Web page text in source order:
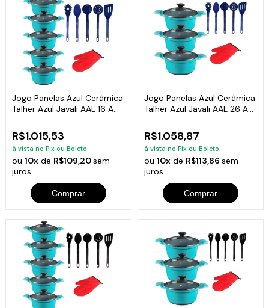
Jogo Panelas Azul Cerâmica
Talher Azul Javali AAL 16 A
R$1.015,53
à vista no Pix ou Boleto
ou10x de R$109,20sem
juros
Comprar
Jogo Panelas Azul Cerâmica
Talher Azul Javali AAL 26 A
R$1.058,87
à vista no Pix ou Boleto
ou 10xde R$113,86 sem
juros
Comprar